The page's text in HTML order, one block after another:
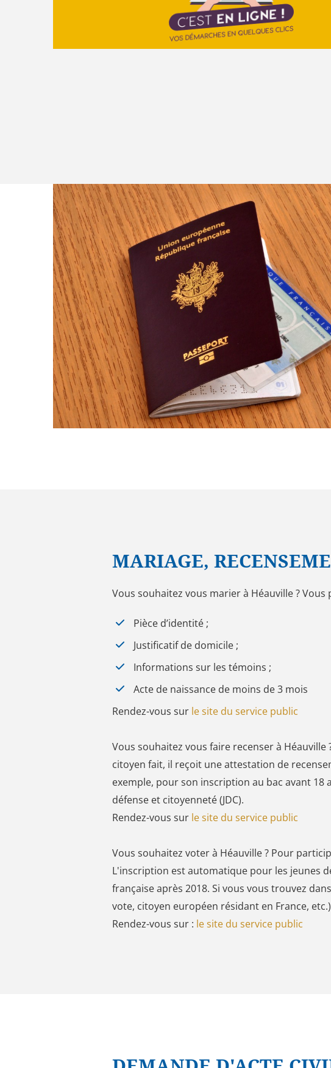
MARIAGE,
Vous souhaitez vous marier à Héauville ?
Pièce d’identité ;
Justificatif de domicile ;
Informations sur les témoins ;
Acte de naissance de moins de 3 mois
Rendez-vous sur le site du service public
Vous souhaitez vous faire recenser à
citoyen fait, il reçoit une attestation de
exemple, pour son inscription au bac avant
défense et citoyenneté (JDC).
Rendez-vous sur le site du service public
Vous souhaitez voter à Héauville ? Pour
L'inscription est automatique pour les jeunes
française après 2018. Si vous vous trouvez
vote, citoyen européen résidant en France,
Rendez-vous sur : le site du service public